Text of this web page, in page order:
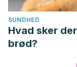
SUNDHED
Hvad sker
brød?